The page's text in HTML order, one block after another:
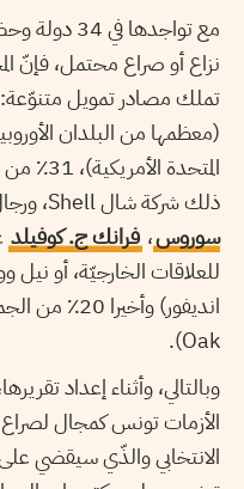
مع تواجدها
نزاع أو صراع محتمل، فإنّ
(معظمها من البلدان
المتحدة
ذلك شركة شال Shell، ورجال الأعمال الأمريكيين
سوروس، فرانك ج. كوفيلد
للعلاقات الخارجيّة، أو
Oak).
وبالتالي، وأثناء إعداد
الأزمات تونس كمجال
الانتخابي والذّي سيقضي